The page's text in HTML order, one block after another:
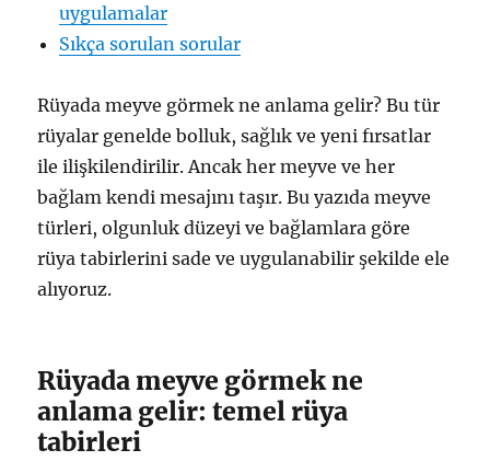
uygulamalar
Sıkça sorulan sorular
Rüyada meyve görmek ne anlama gelir? Bu tür
rüyalar genelde bolluk, sağlık ve yeni fırsatlar
ile ilişkilendirilir. Ancak her meyve ve her
bağlam kendi mesajını taşır. Bu yazıda meyve
türleri, olgunluk düzeyi ve bağlamlara göre
rüya tabirlerini sade ve uygulanabilir şekilde ele
alıyoruz.
Rüyada meyve görmek ne
anlama gelir: temel rüya
tabirleri